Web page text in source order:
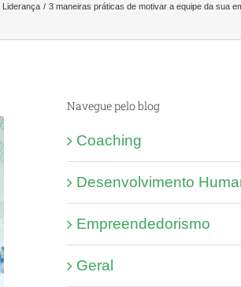
Liderança 3 maneiras práticas de motivar a equipe da sua
Navegue pelo blog
Coaching
Desenvolvimento
Empreendedorismo
Geral